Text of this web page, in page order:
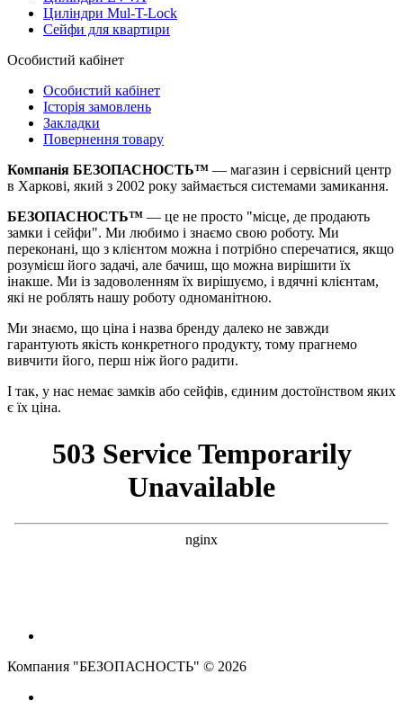
Циліндри Mul-T-Lock
Сейфи для квартири
Особистий кабінет
Особистий кабінет
Історія замовлень
Закладки
Повернення товару
Компанія БЕЗОПАСНОСТЬ™ — магазин і сервісний центр
в Харкові, який з 2002 року займається системами замикання.
БЕЗОПАСНОСТЬ™ — це не просто "місце, де продають
замки і сейфи". Ми любимо і знаємо свою роботу. Ми
переконані, що з клієнтом можна і потрібно сперечатися, якщо
розумієш його задачі, але бачиш, що можна вирішити їх
інакше. Ми із задоволенням їх вирішуємо, і вдячні клієнтам,
які не роблять нашу роботу одноманітною.
Ми знаємо, що ціна і назва бренду далеко не завжди
гарантують якість конкретного продукту, тому прагнемо
вивчити його, перш ніж його радити.
І так, у нас немає замків або сейфів, єдиним достоїнством яких
є їх ціна.
Компания "БЕЗОПАСНОСТЬ" © 2026